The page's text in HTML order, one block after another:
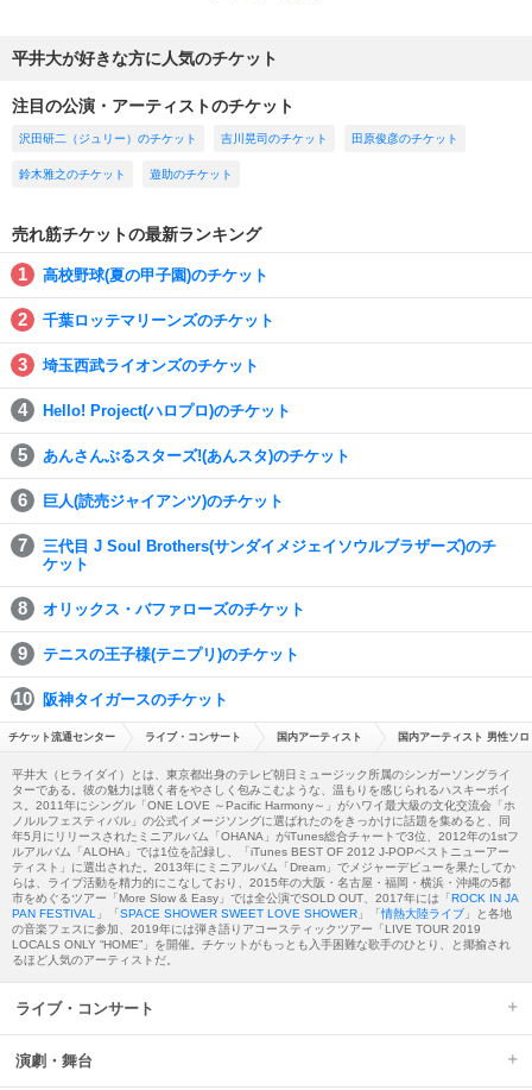
平井大が好きな方に人気のチケット
注目の公演・アーティストのチケット
沢田研二（ジュリー）のチケット 吉川晃司のチケット 田原俊彦のチケット
鈴木雅之のチケット 遊助のチケット
売れ筋チケットの最新ランキング
高校野球(夏の甲子園)のチケット
千葉ロッテマリーンズのチケット
埼玉西武ライオンズのチケット
Hello! Project(ハロプロ)のチケット
あんさんぶるスターズ!(あんスタ)のチケット
巨人(読売ジャイアンツ)のチケット
三代目 J Soul Brothers(サンダイメジェイソウルブラザーズ)のチ
ケット
オリックス・バファローズのチケット
テニスの王子様(テニプリ)のチケット
阪神タイガースのチケット
チケット流通センター ライブ・コンサート 国内アーティスト 国内アーティスト 男性ソロ
平井大（ヒライダイ）とは、東京都出身のテレビ朝日ミュージック所属のシンガーソングライ
ターである。彼の魅力は聴く者をやさしく包みこむような、温もりを感じられるハスキーボイ
ス。2011年にシングル「ONE LOVE ～Pacific Harmony～」がハワイ最大級の文化交流会「ホ
ノルルフェスティバル」の公式イメージソングに選ばれたのをきっかけに話題を集めると、同
年5月にリリースされたミニアルバム「OHANA」がiTunes総合チャートで3位、2012年の1stフ
ルアルバム「ALOHA」では1位を記録し、「iTunes BEST OF 2012 J-POPベストニューアー
ティスト」に選出された。2013年にミニアルバム「Dream」でメジャーデビューを果たしてか
らは、ライブ活動を精力的にこなしており、2015年の大阪・名古屋・福岡・横浜・沖縄の5都
市をめぐるツアー「More Slow & Easy」では全公演でSOLD OUT、2017年には「ROCK IN JA
PAN FESTIVAL
」「SPACE SHOWER SWEET LOVE SHOWER 」「情熱大陸ライブ 」と各地
の音楽フェスに参加、2019年には弾き語りアコースティックツアー「LIVE TOUR 2019
LOCALS ONLY “HOME”」を開催。チケットがもっとも入手困難な歌手のひとり、と揶揄され
るほど人気のアーティストだ。
ライブ・コンサート
演劇・舞台